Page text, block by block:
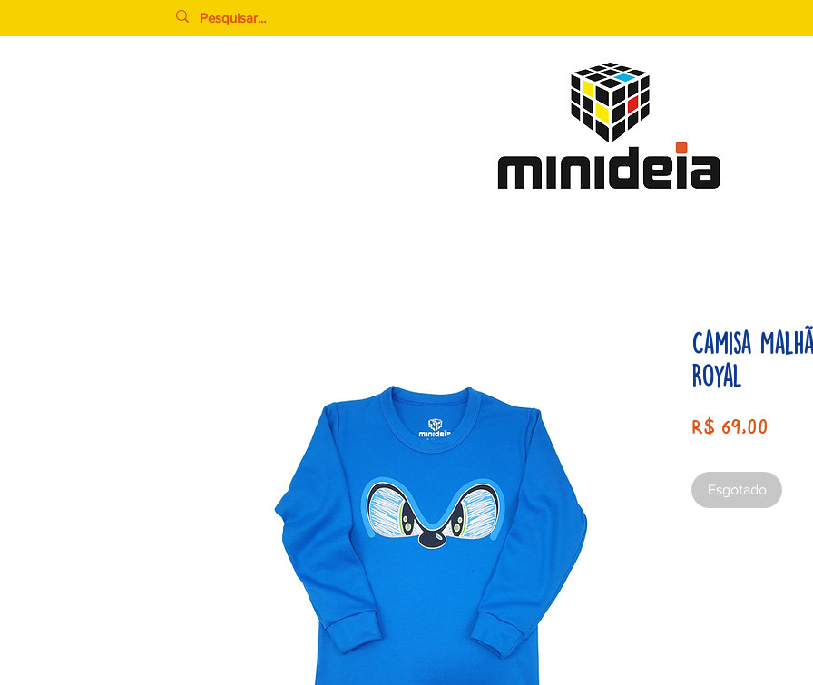
Camisa
Royal
R$ 69,00
Esgotado